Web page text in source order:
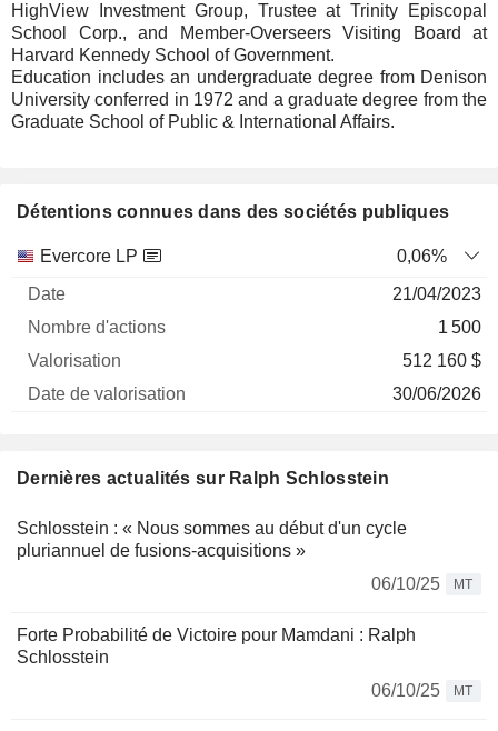
HighView Investment Group, Trustee at Trinity Episcopal
School Corp., and Member-Overseers Visiting Board at
Harvard Kennedy School of Government.
Education includes an undergraduate degree from Denison
University conferred in 1972 and a graduate degree from the
Graduate School of Public & International Affairs.
Détentions connues dans des sociétés publiques
Nombre
Date de
Evercore LP
0,06%
21/04/2023
1 500
512 160 $
30/06/2026
Dernières actualités sur Ralph Schlosstein
Schlosstein : « Nous sommes au début d'un cycle
pluriannuel de fusions-acquisitions »
06/10/25
MT
Forte Probabilité de Victoire pour Mamdani : Ralph
Schlosstein
06/10/25
MT